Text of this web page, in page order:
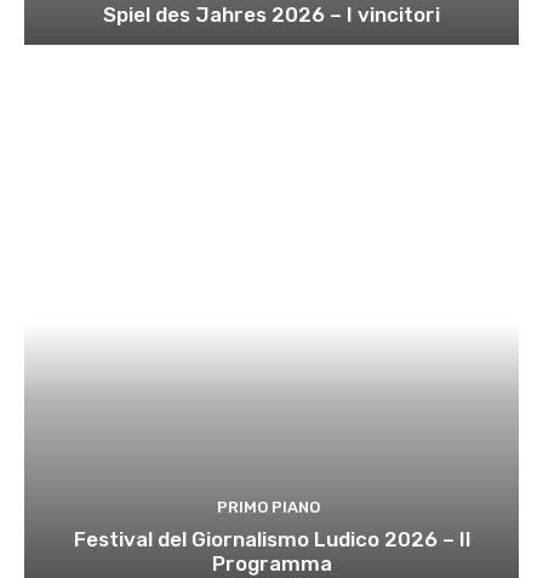
Spiel des Jahres 2026 – I vincitori
PRIMO PIANO
Festival del Giornalismo Ludico 2026 – Il
Programma